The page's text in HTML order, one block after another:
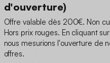
d'ouverture)
Offre valable dès 200€. Non
Hors prix rouges. En cliquant
nous mesurions l'ouverture de
offres.